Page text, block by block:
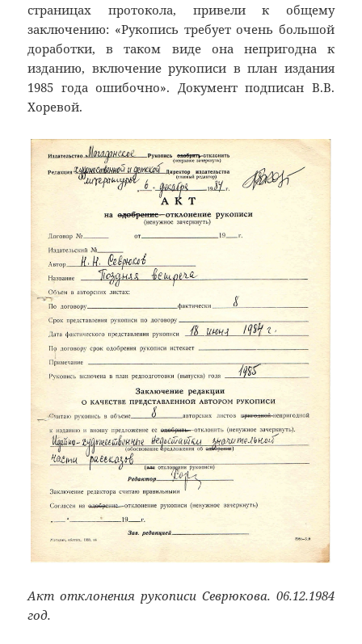
страницах протокола, привели к общему
заключению: «Рукопись требует очень большой
доработки, в таком виде она непригодна к
изданию, включение рукописи в план издания
1985 года ошибочно». Документ подписан В.В.
Хоревой.
Акт отклонения рукописи Севрюкова. 06.12.1984
год.